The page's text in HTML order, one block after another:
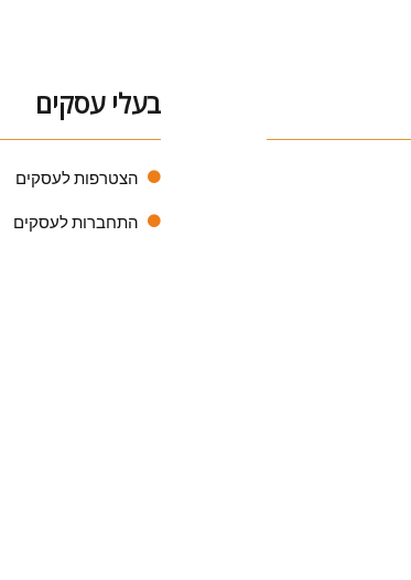
בעלי עסקים
הצטרפות לעסקים
התחברות לעסקים